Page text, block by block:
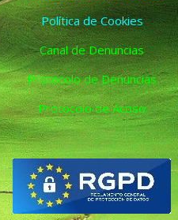
Política de Cookies
Canal de Denuncias
Protocolo de Denuncias
Protocolo de Acoso